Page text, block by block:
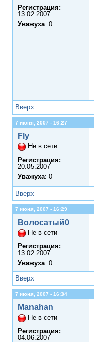
Регистрация:
13.02.2007
Уважуха: 0
Вверх
7 июня, 2007 - 16:27
Fly
Не в сети
Регистрация:
20.05.2007
Уважуха: 0
Вверх
7 июня, 2007 - 16:29
Волосатый0
Не в сети
Регистрация:
13.02.2007
Уважуха: 0
Вверх
7 июня, 2007 - 16:34
Manahan
Не в сети
Регистрация:
04.06.2007